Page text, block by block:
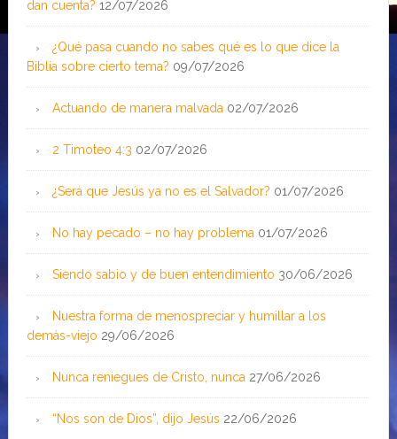
dan cuenta? 12/07/2026
¿Qué pasa cuando no sabes qué es lo que dice la
Biblia sobre cierto tema? 09/07/2026
Actuando de manera malvada 02/07/2026
2 Timoteo 4:3 02/07/2026
¿Será que Jesús ya no es el Salvador? 01/07/2026
No hay pecado – no hay problema 01/07/2026
Siendo sabio y de buen entendimiento 30/06/2026
Nuestra forma de menospreciar y humillar a los
demás-viejo 29/06/2026
Nunca reniegues de Cristo, nunca 27/06/2026
“Nos son de Dios”, dijo Jesús 22/06/2026